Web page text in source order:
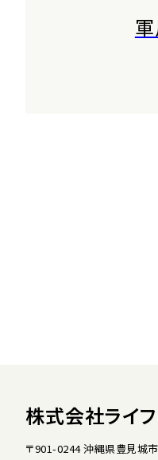
株式会社ライ
〒901-0244 沖縄県豊見城